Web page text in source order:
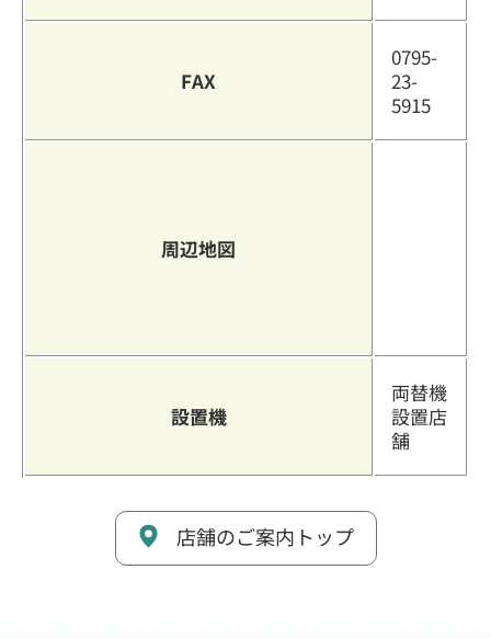
FAX
0795-
23-
5915
周辺地図
設置機
両替機
設置店
舗
店舗のご案内トップ